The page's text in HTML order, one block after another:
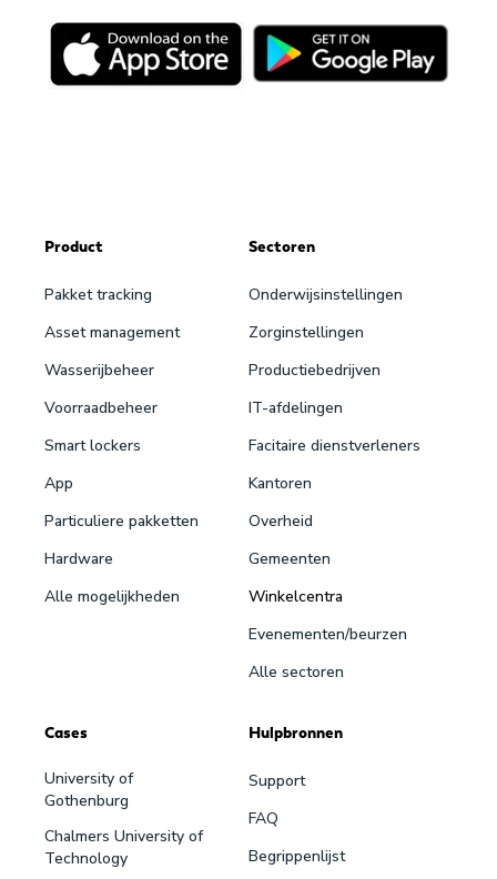
Product
Pakket tracking
Asset management
Wasserijbeheer
Voorraadbeheer
Smart lockers
App
Particuliere pakketten
Hardware
Alle mogelijkheden
Sectoren
Onderwijsinstellingen
Zorginstellingen
Productiebedrijven
IT-afdelingen
Facitaire dienstverleners
Kantoren
Overheid
Gemeenten
Winkelcentra
Evenementen/beurzen
Alle sectoren
Cases
University of
Gothenburg
Chalmers University of
Technology
Hulpbronnen
Support
FAQ
Begrippenlijst